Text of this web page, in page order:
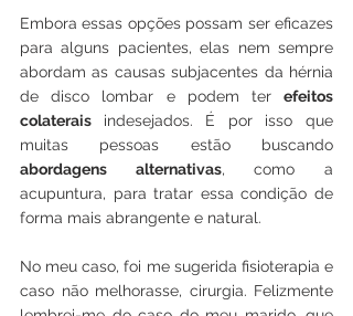
Embora essas opções possam ser eficazes
para alguns pacientes, elas nem sempre
abordam as causas subjacentes da hérnia
de disco lombar e podem ter efeitos
colaterais indesejados. É por isso que
abordagens alternativas, como a
acupuntura, para tratar essa condição de
forma mais abrangente e natural.
No meu caso, foi me sugerida fisioterapia e
caso não melhorasse, cirurgia. Felizmente